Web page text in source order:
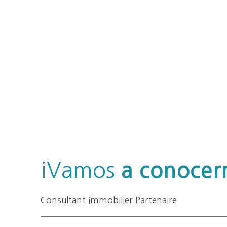
¡Vamos a
Consultant immobilier Partenaire